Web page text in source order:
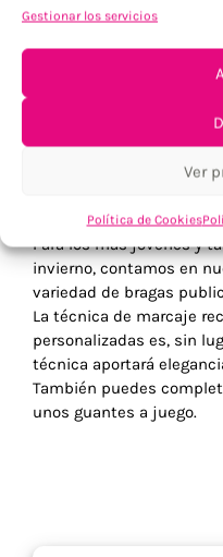
Gestionar los servicios
Ver
Política de Cookies
con tu logo, patrón o
como bordado
creativos, logrando un
visibilidad que merece,
de estilo y calidez. ✨🌀
En los días más fríos del
variedad en precios
Para los más jóvenes y
invierno, contamos en
variedad de bragas
La técnica de marcaje
personalizadas es, sin
técnica aportará
También puedes
unos guantes a juego.